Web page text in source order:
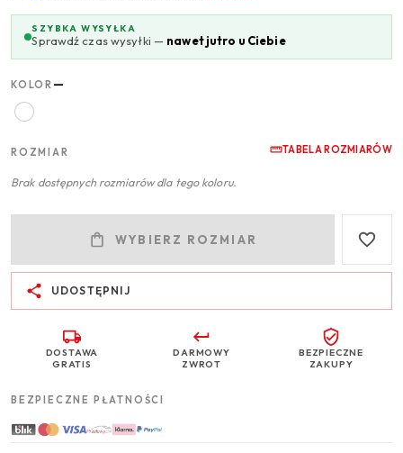
SZYBKA WYSYŁKA
Sprawdź czas wysyłki — nawet jutro u Ciebie
KOLOR —
ROZMIAR TABELA ROZMIARÓW
Brak dostępnych rozmiarów dla tego koloru.
WYBIERZ ROZMIAR
UDOSTĘPNIJ
DOSTAWA
GRATIS
DARMOWY
ZWROT
BEZPIECZNE
ZAKUPY
BEZPIECZNE PŁATNOŚCI